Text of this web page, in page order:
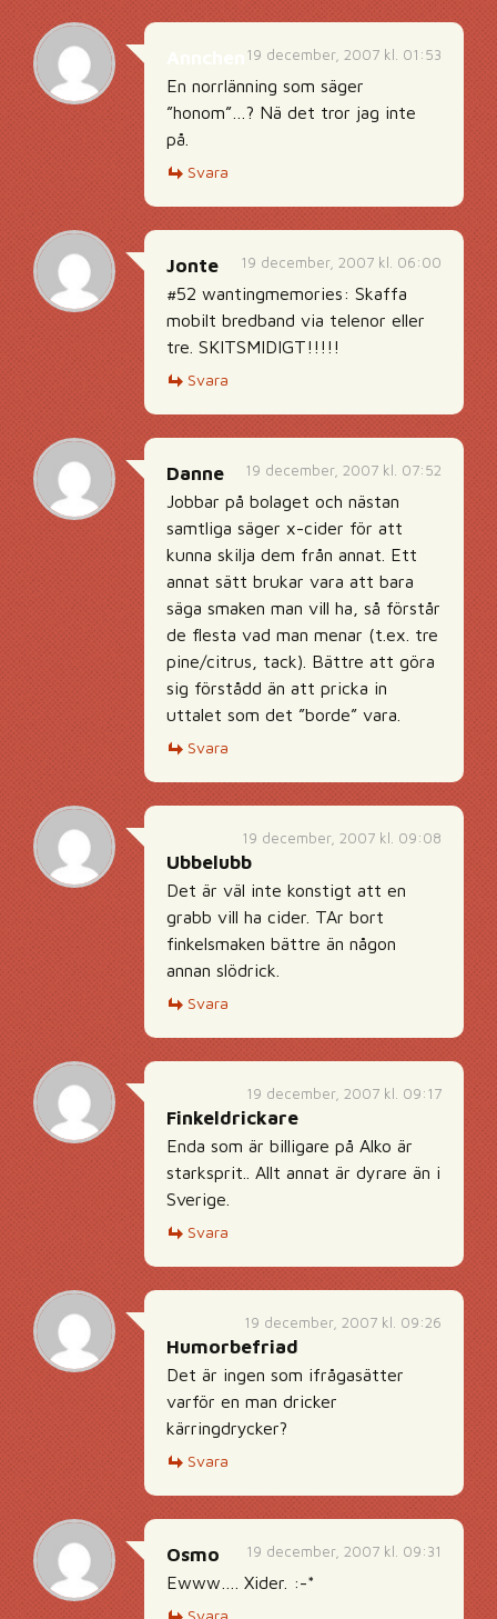
19 december, 2007 kl. 01:53
En norrlänning som säger
”honom”…? Nä det tror jag inte
på.
Svara
19 december, 2007 kl. 06:00
Jonte
#52 wantingmemories: Skaffa
mobilt bredband via telenor eller
tre. SKITSMIDIGT!!!!!
Svara
19 december, 2007 kl. 07:52
Danne
Jobbar på bolaget och nästan
samtliga säger x-cider för att
kunna skilja dem från annat. Ett
annat sätt brukar vara att bara
säga smaken man vill ha, så förstår
de flesta vad man menar (t.ex. tre
pine/citrus, tack). Bättre att göra
sig förstådd än att pricka in
uttalet som det ”borde” vara.
Svara
19 december, 2007 kl. 09:08
Ubbelubb
Det är väl inte konstigt att en
grabb vill ha cider. TAr bort
finkelsmaken bättre än någon
annan slödrick.
Svara
19 december, 2007 kl. 09:17
Finkeldrickare
Enda som är billigare på Alko är
starksprit.. Allt annat är dyrare än i
Sverige.
Svara
19 december, 2007 kl. 09:26
Humorbefriad
Det är ingen som ifrågasätter
varför en man dricker
kärringdrycker?
Svara
19 december, 2007 kl. 09:31
Osmo
Ewww…. Xider. :-*
Svara